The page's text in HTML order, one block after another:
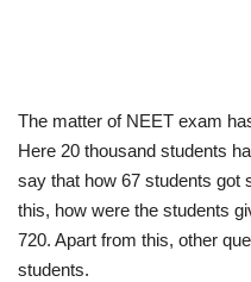
The matter of NEET exam
Here 20 thousand students
say that how 67 students got
this, how were the students
720. Apart from this, other
students.